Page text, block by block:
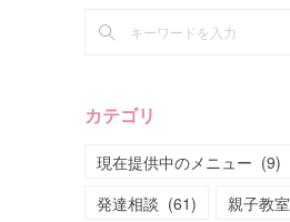
カテゴリ
現在提供中のメニュー (9)
発達相談 (61) 親子教室